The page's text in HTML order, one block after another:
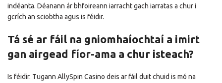
indéanta. Déanann ár bhfoireann iarracht gach iarratas a chur i
gcrích an sciobtha agus is féidir.
Tá sé ar fáil na gniomhaíochtaí a imirt
gan airgead fíor-ama a chur isteach?
Is féidir. Tugann AllySpin Casino deis ar fáil duit chuid is mó na